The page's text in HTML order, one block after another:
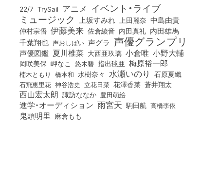
22/7 TrySail アニメ イベント・ライブ
ミュージック 上坂すみれ 上田麗奈 中島由貴
仲村宗悟 伊藤美来 佐倉綾音 内田真礼 内田雄馬
千葉翔也 声おしばい 声グラ 声優グランプリ
声優図鑑 夏川椎菜 大西亜玖璃 小倉唯 小野大輔
岡咲美保 岬なこ 悠木碧 指出毬亜 梅原裕一郎
楠木ともり 橋本和 水樹奈々 水瀬いのり 石原夏織
石飛恵里花 神谷浩史 立花日菜 花澤香菜 蒼井翔太
西山宏太朗 諏訪ななか 豊田萌絵
進学・オーディション 雨宮天 駒田航 高橋李依
鬼頭明里 麻倉もも